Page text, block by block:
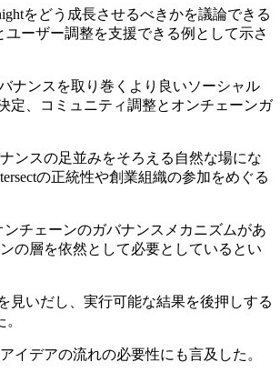
をどう成長させるべきかを議論できる
ーザー調整を支援できる例として示さ
ナンスを取り巻くより良いソーシャル
定、コミュニティ調整とオンチェーンガ
ンスの足並みをそろえる自然な場にな
の正統性や創業組織の参加をめぐる
ンチェーンのガバナンスメカニズムがあ
の層を依然として必要としているとい
見いだし、実行可能な結果を後押しする
イデアの流れの必要性にも言及した。